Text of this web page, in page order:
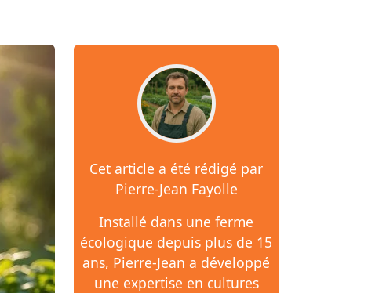
Cet article a été rédigé par
Pierre-Jean Fayolle
Installé dans une ferme
écologique depuis plus de 15
ans, Pierre-Jean a développé
une expertise en cultures